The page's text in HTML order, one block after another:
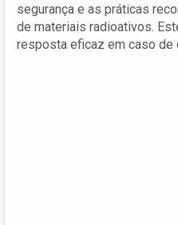
segurança e as práticas
de materiais radioativos.
resposta eficaz em caso de